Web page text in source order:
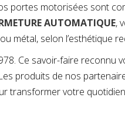
portes motorisées sont
AUTOMATIQUE,
métal, selon l’esthétique
Ce savoir-faire reconnu
produits de nos
transformer votre